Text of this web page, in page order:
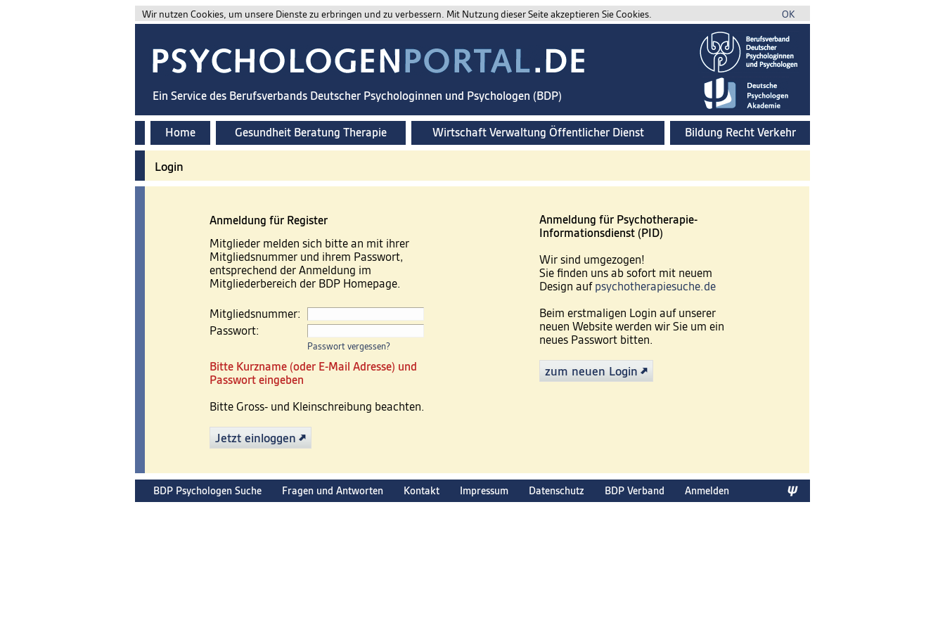
Wir nutzen Cookies, um unsere Dienste zu erbringen und zu verbessern. Mit Nutzung dieser Seite akzeptieren Sie Cookies. OK
Ein Service des Berufsverbands Deutscher Psychologinnen und Psychologen (BDP)
Home Gesundheit Beratung Therapie Wirtschaft Verwaltung Öffentlicher Dienst Bildung Recht Verkehr
Login
Anmeldung für Register
Mitglieder melden sich bitte an mit ihrer
Mitgliedsnummer und ihrem Passwort,
entsprechend der Anmeldung im
Mitgliederbereich der BDP Homepage.
Mitgliedsnummer:
Passwort:
Passwort vergessen?
Bitte Kurzname (oder E-Mail Adresse) und
Passwort eingeben
Bitte Gross- und Kleinschreibung beachten.
Jetzt einloggen
Anmeldung für Psychotherapie-
Informationsdienst (PID)
Wir sind umgezogen!
Sie finden uns ab sofort mit neuem
Design auf psychotherapiesuche.de
Beim erstmaligen Login auf unserer
neuen Website werden wir Sie um ein
neues Passwort bitten.
zum neuen Login
BDP Psychologen Suche Fragen und Antworten Kontakt Impressum Datenschutz BDP Verband Anmelden